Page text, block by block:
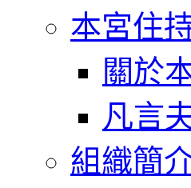
本宮住
關於
凡言
組織簡